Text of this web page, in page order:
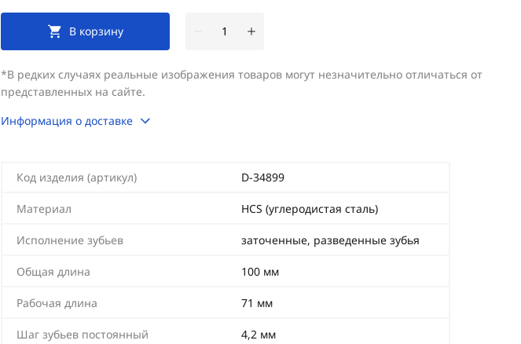
В корзину
*В редких случаях реальные изображения товаров могут незначительно отличаться от
представленных на сайте.
Информация о доставке
Код изделия (артикул) D-34899
Материал HCS (углеродистая сталь)
Исполнение зубьев заточенные, разведенные зубья
Общая длина 100 мм
Рабочая длина 71 мм
Шаг зубьев постоянный 4,2 мм